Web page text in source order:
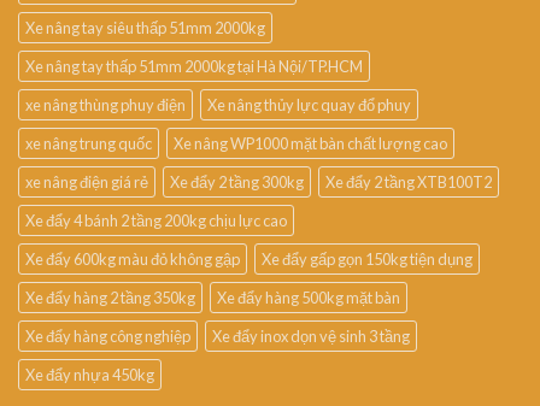
Xe nâng tay siêu thấp 51mm 2000kg
Xe nâng tay thấp 51mm 2000kg tại Hà Nội/TP.HCM
xe nâng thùng phuy điện
Xe nâng thủy lực quay đổ phuy
xe nâng trung quốc
Xe nâng WP1000 mặt bàn chất lượng cao
xe nâng điện giá rẻ
Xe đẩy 2 tầng 300kg
Xe đẩy 2 tầng XTB100T2
Xe đẩy 4 bánh 2 tầng 200kg chịu lực cao
Xe đẩy 600kg màu đỏ không gập
Xe đẩy gấp gọn 150kg tiện dụng
Xe đẩy hàng 2 tầng 350kg
Xe đẩy hàng 500kg mặt bàn
Xe đẩy hàng công nghiệp
Xe đẩy inox dọn vệ sinh 3 tầng
Xe đẩy nhựa 450kg